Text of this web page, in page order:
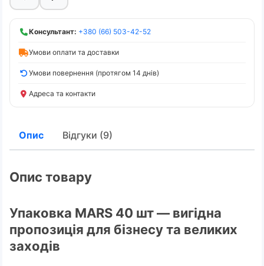
Консультант: +380 (66) 503-42-52
Умови оплати та доставки
Умови повернення (протягом 14 днів)
Адреса та контакти
Опис Відгуки (9)
Опис товару
Упаковка MARS 40 шт — вигідна
пропозиція для бізнесу та великих
заходів